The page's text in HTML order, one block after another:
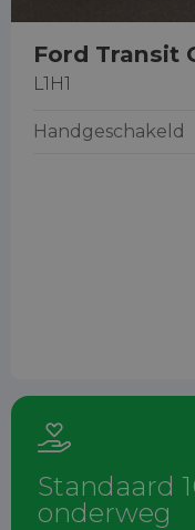
Ford Transit
L1H1
Handgeschakeld
Standaard
onderweg